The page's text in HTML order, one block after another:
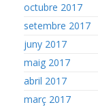
octubre 2017
setembre 2017
juny 2017
maig 2017
abril 2017
març 2017